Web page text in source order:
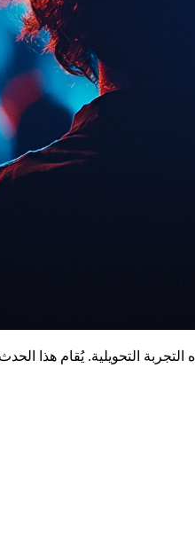
التجربة التحويلية. يُقام